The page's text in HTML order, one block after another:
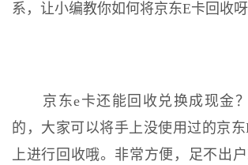
系，让小编教你如何将京东E卡回收呀
京东e卡还能回收兑换成现金？
的，大家可以将手上没使用过的京
上进行回收哦。非常方便，足不出